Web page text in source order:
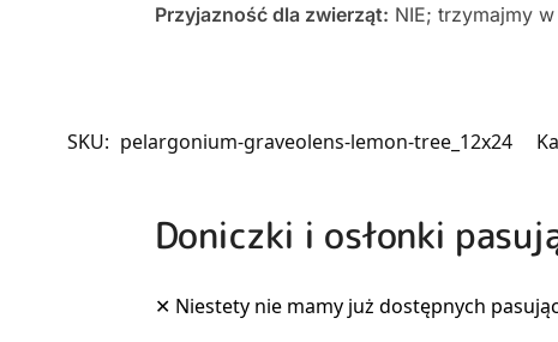
Przyjazność dla zwierząt: NIE; trzymajmy
SKU: pelargonium-graveolens-lemon-tree_12x24
Doniczki i osłonki